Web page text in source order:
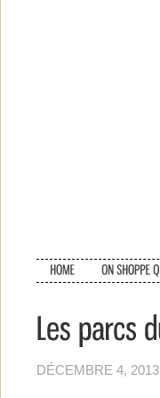
DÉCEMBRE 4, 2013